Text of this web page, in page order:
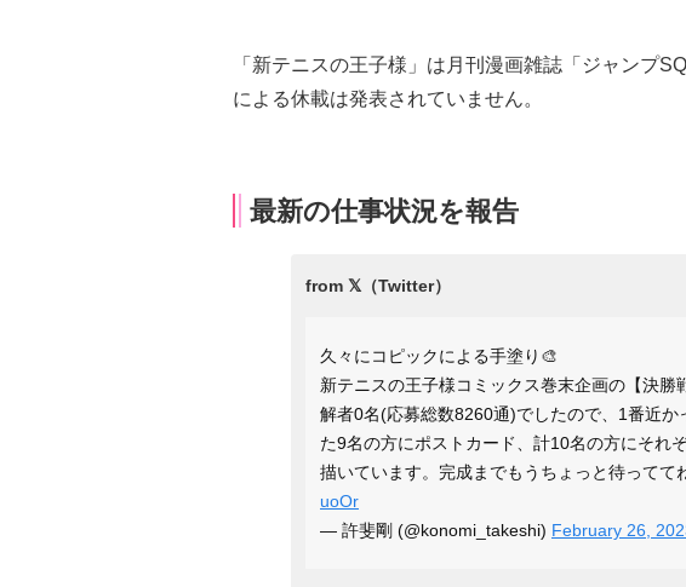
「新テニスの王子様」は月刊漫画雑誌「ジャンプ
による休載は発表されていません。
最新の仕事状況を報告
久々にコピックによる手塗り🎨
新テニスの王子様コミックス巻末企画の【決勝
解者0名(応募総数8260通)でしたので、1番近か
た9名の方にポストカード、計10名の方にそれ
描いています。完成までもうちょっと待ってて
uoOr
— 許斐剛 (@konomi_takeshi) February 26,